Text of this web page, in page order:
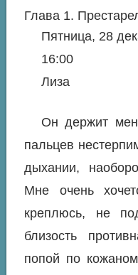
Глава 1.
Пятница, 28
16:00
Лиза
Он держит
пальцев
дыхании,
Мне очень
креплюсь, не
близость
попой по